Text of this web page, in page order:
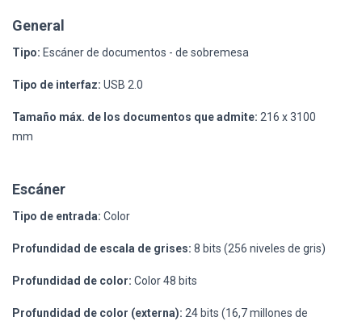
General
Tipo: Escáner de documentos - de sobremesa
Tipo de interfaz: USB 2.0
Tamaño máx. de los documentos que admite: 216 x 3100
mm
Escáner
Tipo de entrada: Color
Profundidad de escala de grises: 8 bits (256 niveles de gris)
Profundidad de color: Color 48 bits
Profundidad de color (externa): 24 bits (16,7 millones de